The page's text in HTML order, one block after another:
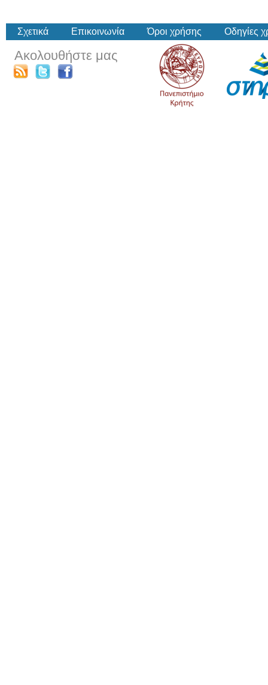
Σχετικά Επικοινωνία Όροι χρήσης Οδηγίες
Ακολουθήστε μας